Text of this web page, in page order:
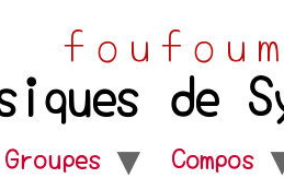
de
Groupes Compos